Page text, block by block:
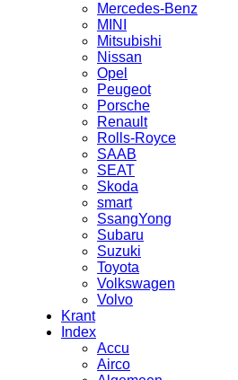
Mercedes-Benz
MINI
Mitsubishi
Nissan
Opel
Peugeot
Porsche
Renault
Rolls-Royce
SAAB
SEAT
Skoda
smart
SsangYong
Subaru
Suzuki
Toyota
Volkswagen
Volvo
Krant
Index
Accu
Airco